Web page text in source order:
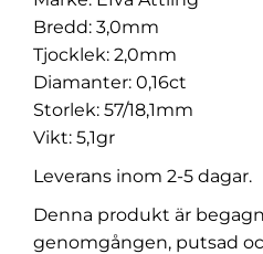
Bredd: 3,0mm
Tjocklek: 2,0mm
Diamanter: 0,16ct
Storlek: 57/18,1mm
Vikt: 5,1gr
Leverans inom 2-5 dagar.
Denna produkt är
genomgången, putsad